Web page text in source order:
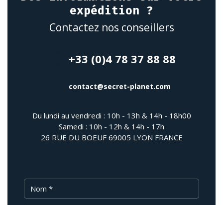
expédition ?
Contactez nos conseillers
+33 (0)4 78 37 88 88
contact@secret-planet.com
Du lundi au vendredi : 10h - 13h & 14h - 18h00
Samedi : 10h - 12h & 14h - 17h
26 RUE DU BOEUF 69005 LYON FRANCE